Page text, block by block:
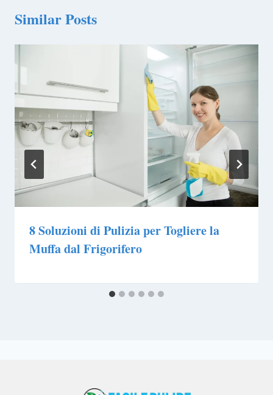
Similar Posts
8 Soluzioni di Pulizia per Togliere la
Muffa dal Frigorifero